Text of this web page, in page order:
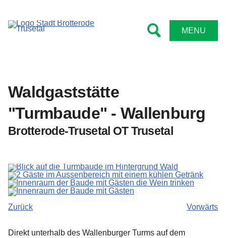
MENU
Waldgaststätte
"Turmbaude" - Wallenburg
Brotterode-Trusetal OT Trusetal
Zurück Vorwärts
Direkt unterhalb des Wallenburger Turms auf dem